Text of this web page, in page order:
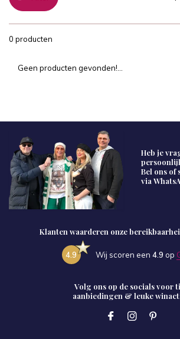
0 producten
Geen producten gevonden!...
Heb je
Bel ons of
via
Klanten waarderen onze
4.9 Wij scoren een 4.9 op
Volg ons op de socials voor
aanbiedingen & leuke